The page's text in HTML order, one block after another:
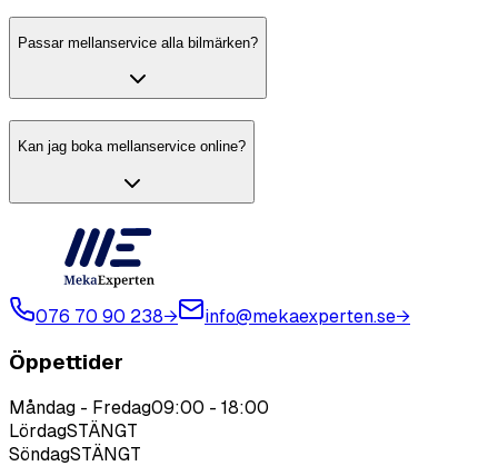
Passar mellanservice alla bilmärken?
Kan jag boka mellanservice online?
076 70 90 238→ info@mekaexperten.se→
Öppettider
Måndag - Fredag09:00 - 18:00
LördagSTÄNGT
SöndagSTÄNGT